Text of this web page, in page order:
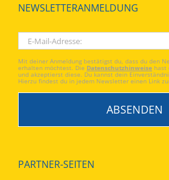
NEWSLETTERANMELDUNG
Mit deiner Anmeldung bestätigst du, dass du den
erhalten möchtest. Die Datenschutzhinweise hast
und akzeptierst diese. Du kannst dein
Hierzu findest du in jedem Newsletter einen Link
PARTNER-SEITEN